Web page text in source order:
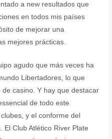
a new resultados que
en todos mis países
de mejorar una
mejores prácticas.
agudo que más veces ha
Libertadores, lo que
casino. Y hay que destacar
de todo este
y el conforme del
El Club Atlético River Plate